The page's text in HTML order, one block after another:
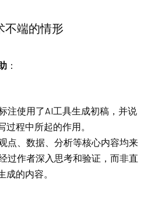
不端的情形
：
注使用了AI工具生成初稿，并说
过程中所起的作用。
点、数据、分析等核心内容均来
过作者深入思考和验证，而非直
成的内容。